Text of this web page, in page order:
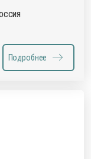
Подробнее